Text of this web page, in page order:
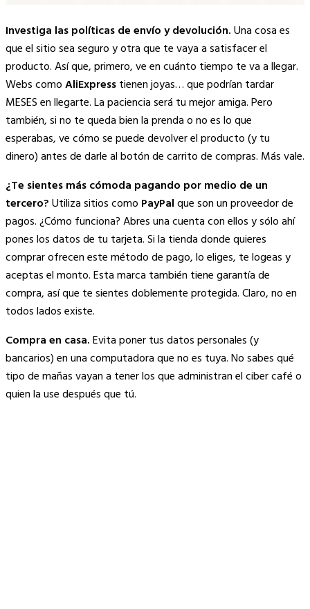
Investiga las políticas de envío y devolución.Una cosa es
que el sitio sea seguro y otra que te vaya a satisfacer el
producto. Así que, primero, ve en cuánto tiempo te va a llegar.
Webs comoAliExpresstienen joyas… que podrían tardar
MESES en llegarte. La paciencia será tu mejor amiga. Pero
también, si no te queda bien la prenda o no es lo que
esperabas, ve cómo se puede devolver el producto (y tu
dinero) antes de darle al botón de carrito de compras. Más vale.
¿Te sientes más cómoda pagando por medio de un
tercero?Utiliza sitios como PayPalque son un proveedor de
pagos. ¿Cómo funciona? Abres una cuenta con ellos y sólo ahí
pones los datos de tu tarjeta. Si la tienda donde quieres
comprar ofrecen este método de pago, lo eliges, te logeas y
aceptas el monto. Esta marca también tiene garantía de
compra, así que te sientes doblemente protegida. Claro, no en
todos lados existe.
Compra en casa.Evita poner tus datos personales (y
bancarios) en una computadora que no es tuya. No sabes qué
tipo de mañas vayan a tener los que administran el ciber café o
quien la use después que tú.